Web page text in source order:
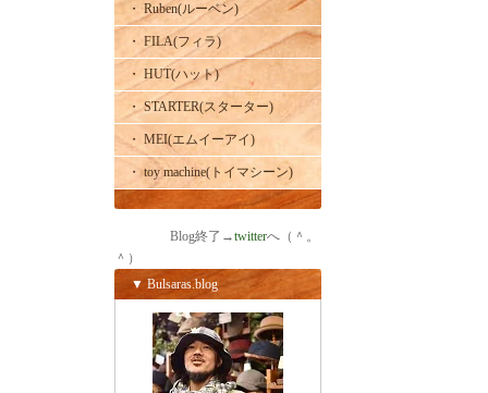
・ Ruben(ルーベン)
・ FILA(フィラ)
・ HUT(ハット)
・ STARTER(スターター)
・ MEI(エムイーアイ)
・ toy machine(トイマシーン)
Blog終了→twitterへ（＾。
＾）
▼ Bulsaras.blog